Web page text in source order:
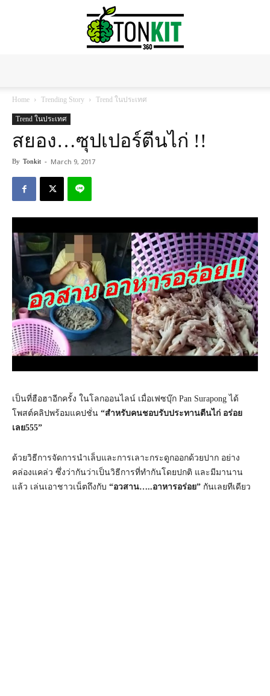
Home Trending Story Trend ในประเทศ
Trend ในประเทศ
สยอง…ซุปเปอร์ตีนไก่ !!
By Tonkit - March 9, 2017
เป็นที่ฮือฮาอีกครั้ง ในโลกออนไลน์ เมื่อเฟซบุ๊ก Pan Surapong ได้
โพสต์คลิปพร้อมแคปชั่น “สำหรับคนชอบรับประทานตีนไก่ อร่อย
เลย555”
ด้วยวิธีการจัดการนำเล็บและการเลาะกระดูกออกด้วยปาก อย่าง
คล่องแคล่ว ซึ่งว่ากันว่าเป็นวิธีการที่ทำกันโดยปกติ และมีมานาน
แล้ว เล่นเอาชาวเน็ตถึงกับ “อวสาน…..อาหารอร่อย” กันเลยทีเดียว